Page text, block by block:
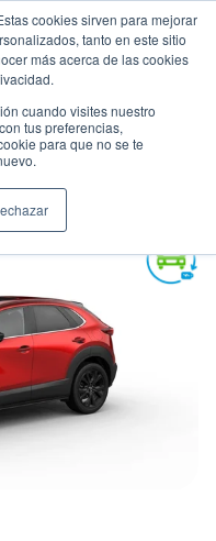
cookies sirven para mejorar
tanto en este sitio
más acerca de las cookies
cuando visites nuestro
tus preferencias,
para que no se te
TOURING